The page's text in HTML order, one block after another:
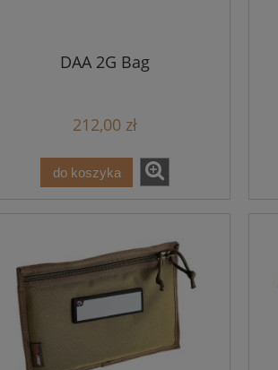
DAA 2G Bag
212,00 zł
do koszyka